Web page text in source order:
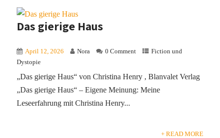
Das gierige Haus
April 12, 2026 Nora 0 Comment
Fiction und
Dystopie
„Das gierige Haus“ von Christina Henry , Blanvalet Verlag
„Das gierige Haus“ – Eigene Meinung: Meine
Leseerfahrung mit Christina Henry...
+ READ MORE